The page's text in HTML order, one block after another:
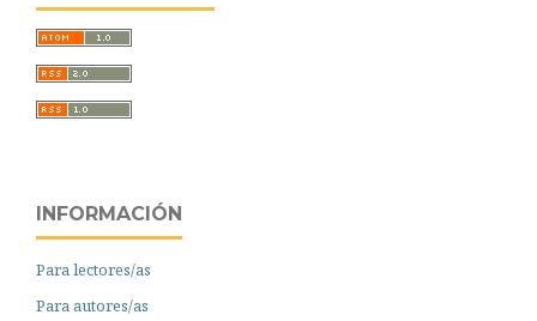
INFORMACIÓN
Para lectores/as
Para autores/as